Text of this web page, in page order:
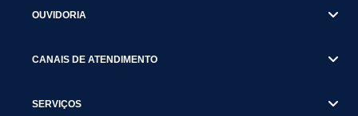
OUVIDORIA
CANAIS DE ATENDIMENTO
SERVIÇOS